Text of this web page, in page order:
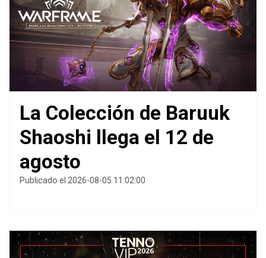
La Colección de Baruuk
Shaoshi llega el 12 de
agosto
Publicado el 2026-08-05 11:02:00